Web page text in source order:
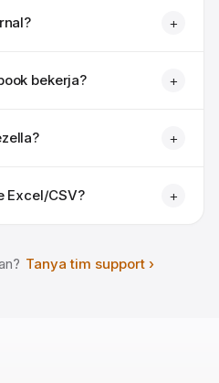
+
bekerja? +
+
Excel/CSV? +
Tanya tim support